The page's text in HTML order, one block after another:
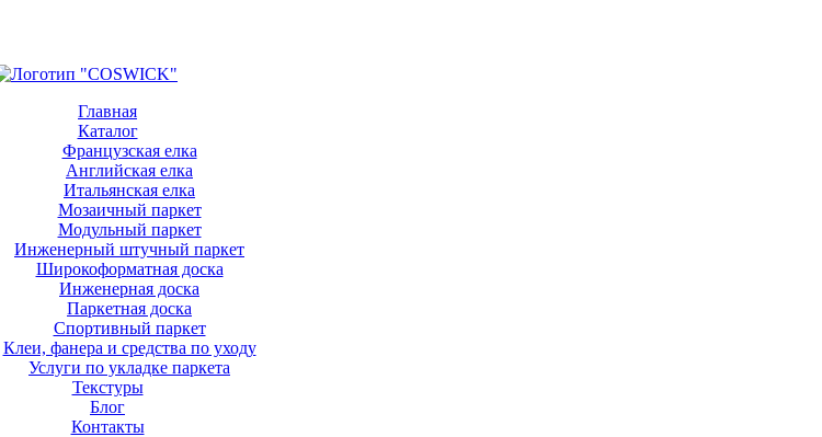
Главная
Каталог
Французская елка
Английская елка
Итальянская елка
Мозаичный паркет
Модульный паркет
Инженерный штучный паркет
Широкоформатная доска
Инженерная доска
Паркетная доска
Спортивный паркет
Клеи, фанера и средства по уходу
Услуги по укладке паркета
Текстуры
Блог
Контакты